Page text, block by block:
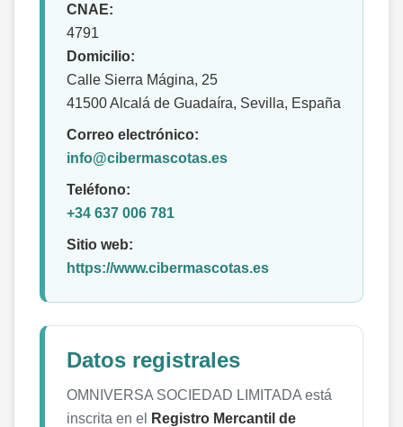
CNAE:
4791
Domicilio:
Calle Sierra Mágina, 25
41500 Alcalá de Guadaíra, Sevilla, España
Correo electrónico:
info@cibermascotas.es
Teléfono:
+34 637 006 781
Sitio web:
https://www.cibermascotas.es
Datos registrales
OMNIVERSA SOCIEDAD LIMITADA está
inscrita en el
Registro Mercantil de